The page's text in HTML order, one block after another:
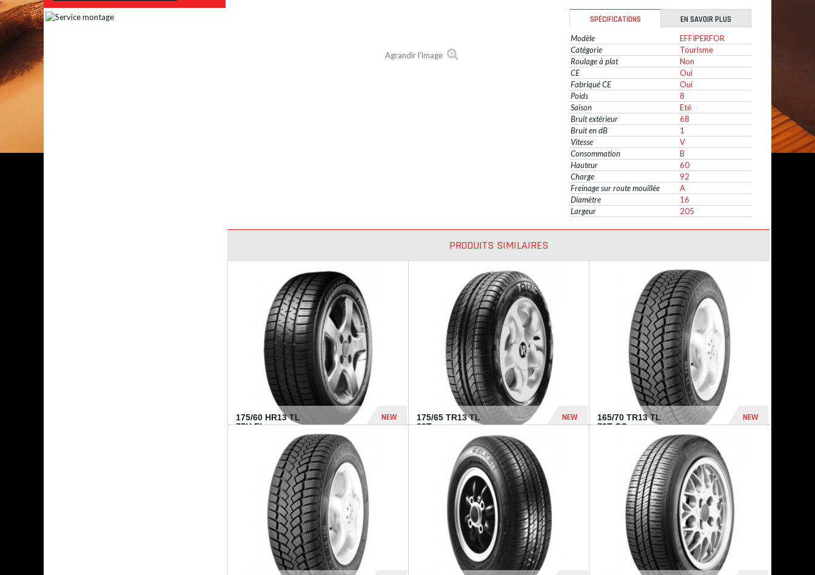
Agrandir l'image
SPÉCIFICATIONS
EN SAVOIR PLUS
Modèle
EFFIPERFOR
Catégorie
Tourisme
Roulage à plat
Non
CE
Oui
Fabriqué CE
Oui
Poids
8
Saison
Eté
Bruit extérieur
68
Bruit en dB
1
Vitesse
V
Consommation
B
Hauteur
60
Charge
92
Freinage sur route mouillée
A
Diamètre
16
Largeur
205
PRODUITS SIMILAIRES
175/60 HR13 TL
77H FI...
NEW
394 Dhs
175/65 TR13 TL
80T...
NEW
165/70 TR13 TL
79T CO...
NEW
364 Dhs